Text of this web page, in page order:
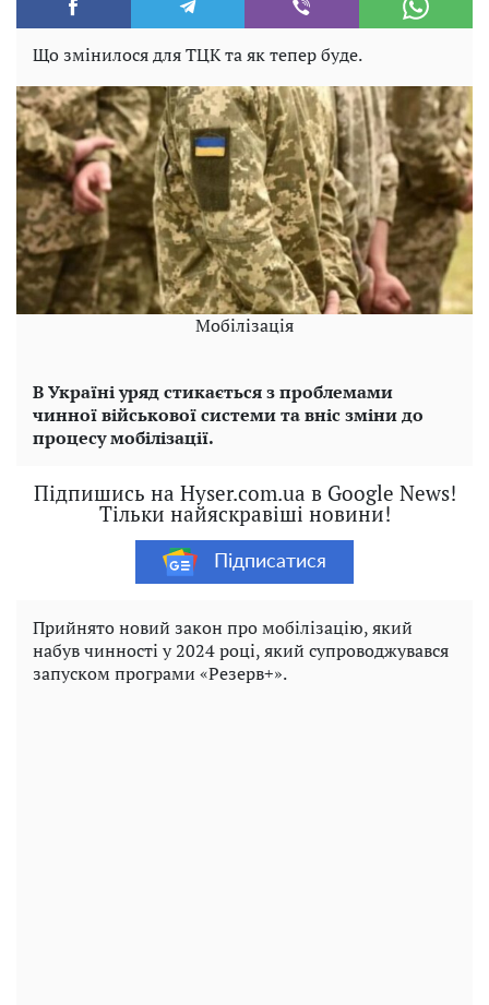
Що змінилося для ТЦК та як тепер буде.
Мобілізація
В Україні уряд стикається з проблемами
чинної військової системи та вніс зміни до
процесу мобілізації.
Підпишись на Hyser.com.ua в Google News!
Тільки найяскравіші новини!
Підписатися
Прийнято новий закон про мобілізацію, який
набув чинності у 2024 році, який супроводжувався
запуском програми «Резерв+».